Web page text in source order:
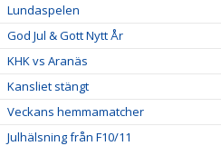
Lundaspelen
God Jul & Gott Nytt År
KHK vs Aranäs
Kansliet stängt
Veckans hemmamatcher
Julhälsning från F10/11